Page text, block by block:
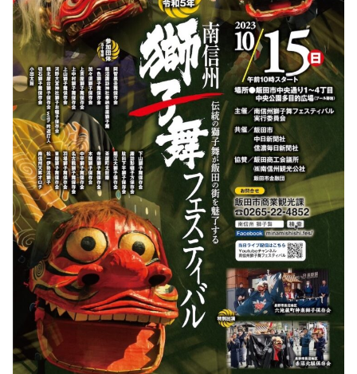
子育て支援・わいわいひろば